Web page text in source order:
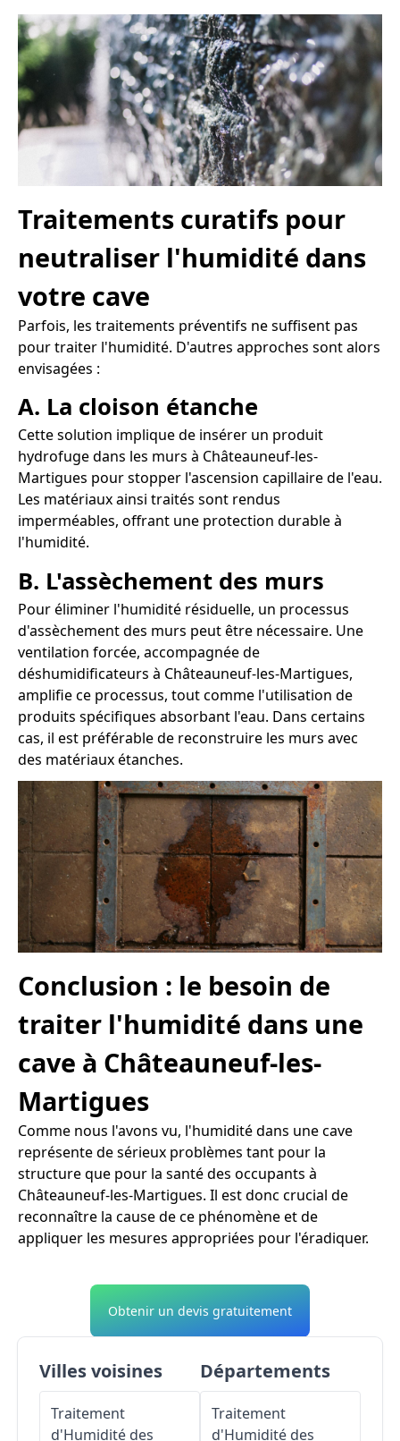
Traitements curatifs pour
neutraliser l'humidité dans
votre cave
Parfois, les traitements préventifs ne suffisent pas
pour traiter l'humidité. D'autres approches sont alors
envisagées :
A. La cloison étanche
Cette solution implique de insérer un produit
hydrofuge dans les murs à Châteauneuf-les-
Martigues pour stopper l'ascension capillaire de l'eau.
Les matériaux ainsi traités sont rendus
imperméables, offrant une protection durable à
l'humidité.
B. L'assèchement des murs
Pour éliminer l'humidité résiduelle, un processus
d'assèchement des murs peut être nécessaire. Une
ventilation forcée, accompagnée de
déshumidificateurs à Châteauneuf-les-Martigues,
amplifie ce processus, tout comme l'utilisation de
produits spécifiques absorbant l'eau. Dans certains
cas, il est préférable de reconstruire les murs avec
des matériaux étanches.
Conclusion : le besoin de
traiter l'humidité dans une
cave à Châteauneuf-les-
Martigues
Comme nous l'avons vu, l'humidité dans une cave
représente de sérieux problèmes tant pour la
structure que pour la santé des occupants à
Châteauneuf-les-Martigues. Il est donc crucial de
reconnaître la cause de ce phénomène et de
appliquer les mesures appropriées pour l'éradiquer.
Obtenir un devis gratuitement
Villes voisines
Traitement
d'Humidité des
Départements
Traitement
d'Humidité des